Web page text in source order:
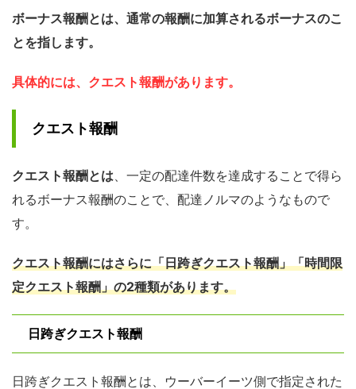
ボーナス報酬とは、通常の報酬に加算されるボーナスのこ
とを指します。
具体的には、クエスト報酬があります。
クエスト報酬
クエスト報酬とは 、一定の配達件数を達成することで得ら
れるボーナス報酬のことで、配達ノルマのようなもので
す。
クエスト報酬にはさらに「日跨ぎクエスト報酬」「時間限
定クエスト報酬」の2種類があります。
日跨ぎクエスト報酬
日跨ぎクエスト報酬とは、ウーバーイーツ側で指定された